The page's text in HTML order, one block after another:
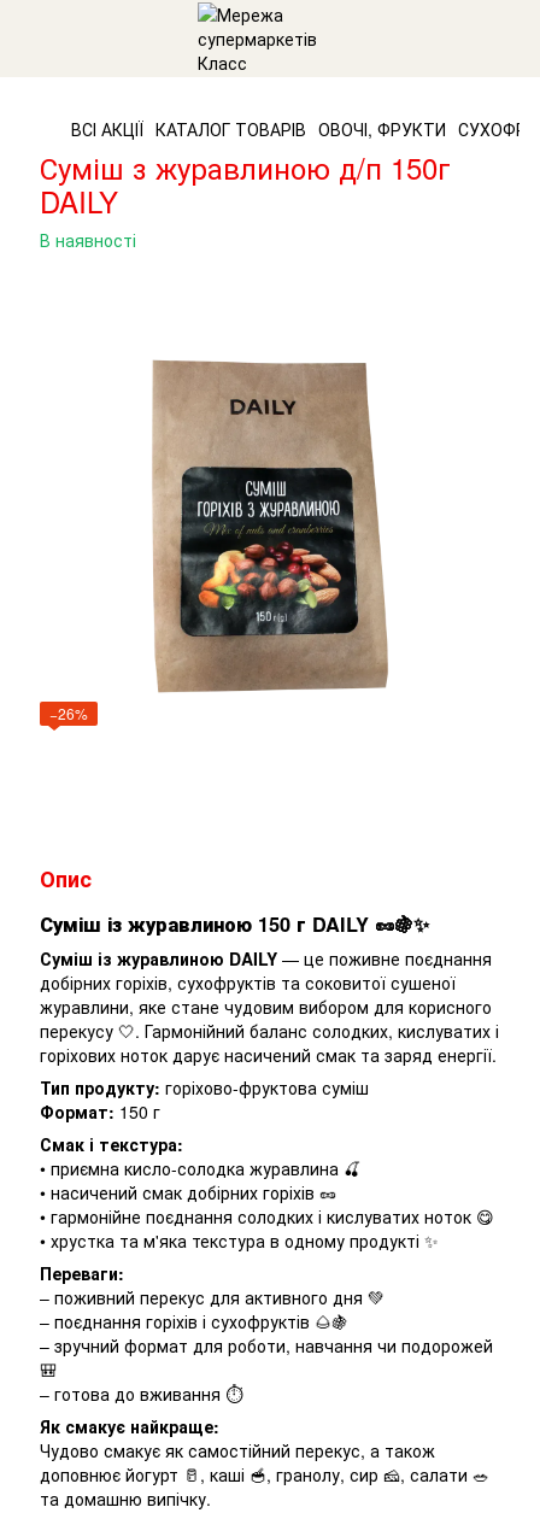
ВСІ АКЦІЇ КАТАЛОГ ТОВАРІВ ОВОЧІ, ФРУКТИ
Суміш з журавлиною д/п 150г
DAILY
В наявності
−26%
Опис
Суміш із журавлиною 150 г DAILY 🥜🍇✨
Суміш із журавлиною DAILY — це поживне поєднання
добірних горіхів, сухофруктів та соковитої сушеної
журавлини, яке стане чудовим вибором для корисного
перекусу 🤍. Гармонійний баланс солодких, кислуватих і
горіхових ноток дарує насичений смак та заряд енергії.
Тип продукту: горіхово-фруктова суміш
Формат: 150 г
Смак і текстура:
• приємна кисло-солодка журавлина 🍒
• насичений смак добірних горіхів 🥜
• гармонійне поєднання солодких і кислуватих ноток 😋
• хрустка та м'яка текстура в одному продукті ✨
Переваги:
– поживний перекус для активного дня 💚
– поєднання горіхів і сухофруктів 🌰🍇
– зручний формат для роботи, навчання чи подорожей
🎒
– готова до вживання ⏱️
Як смакує найкраще:
Чудово смакує як самостійний перекус, а також
доповнює йогурт 🥛, каші 🥣, гранолу, сир 🧀, салати 🥗
та домашню випічку.